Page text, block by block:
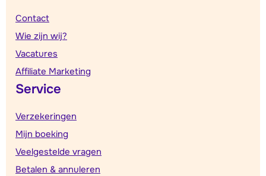
Contact
Wie zijn wij?
Vacatures
Affiliate Marketing
Service
Verzekeringen
Mijn boeking
Veelgestelde vragen
Betalen & annuleren